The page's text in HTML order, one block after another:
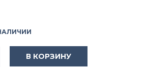
В КОРЗИНУ